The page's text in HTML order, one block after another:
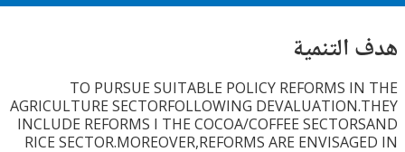
TO PURSUE SUITABLE POLICY REFORMS
AGRICULTURE SECTORFOLLOWING
INCLUDE REFORMS I THE COCOA/COFFEE
RICE SECTOR.MOREOVER,REFORMS ARE